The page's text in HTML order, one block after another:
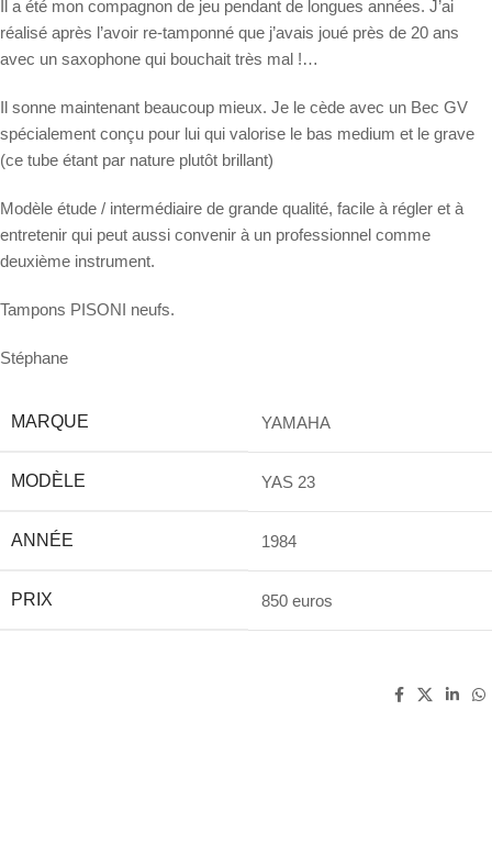
Il a été mon compagnon de jeu pendant de longues années. J’ai
réalisé après l’avoir re-tamponné que j’avais joué près de 20 ans
avec un saxophone qui bouchait très mal !…
Il sonne maintenant beaucoup mieux. Je le cède avec un Bec GV
spécialement conçu pour lui qui valorise le bas medium et le grave
(ce tube étant par nature plutôt brillant)
Modèle étude / intermédiaire de grande qualité, facile à régler et à
entretenir qui peut aussi convenir à un professionnel comme
deuxième instrument.
Tampons PISONI neufs.
Stéphane
MARQUE YAMAHA
MODÈLE YAS 23
ANNÉE 1984
PRIX 850 euros